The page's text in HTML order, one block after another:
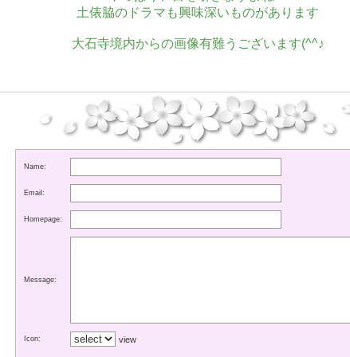
土俵脇のドラマも興味深いものがあります
大石寺境内からの画像有難うございます(^^♪
Name:
Email:
Homepage:
Message:
Icon: view